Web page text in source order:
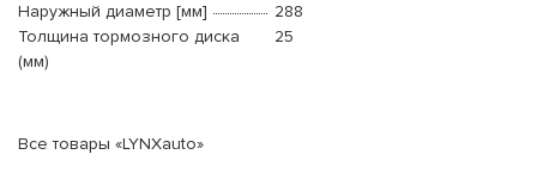
Наружный диаметр [мм]
288
Толщина тормозного диска
(мм)
25
Все товары «LYNXauto»